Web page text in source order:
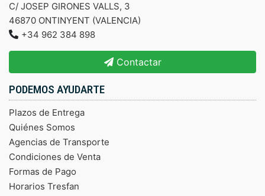
C/ JOSEP GIRONES VALLS, 3
46870 ONTINYENT (VALENCIA)
+34 962 384 898
Contactar
PODEMOS AYUDARTE
Plazos de Entrega
Quiénes Somos
Agencias de Transporte
Condiciones de Venta
Formas de Pago
Horarios Tresfan